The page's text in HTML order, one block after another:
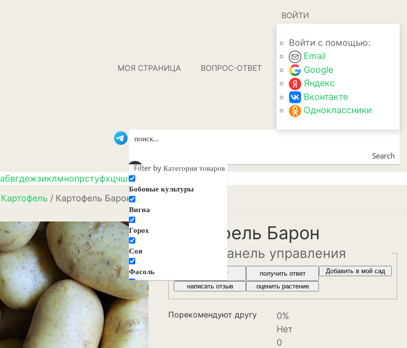
МОЯ СТРАНИЦА ВОПРОС-ОТВЕТ
ВОЙТИ
Войти с помощью:
Email
Google
Яндекс
Вконтакте
Одноклассники
Search
Filter by Категории товаров
Бобовые культуры
Вигна
Горох
Соя
Фасоль
Декоративные цветы и
растения
Агератум
Аквилегия
абвгдежзиклмнопрстуфхцчшщ
Картофель / Картофель Барон
Картофель Барон
панель управления
Где купить? получить ответ Добавить в мой сад
написать отзыв оценить растение
Порекомендуют другу
0%
Нет
0